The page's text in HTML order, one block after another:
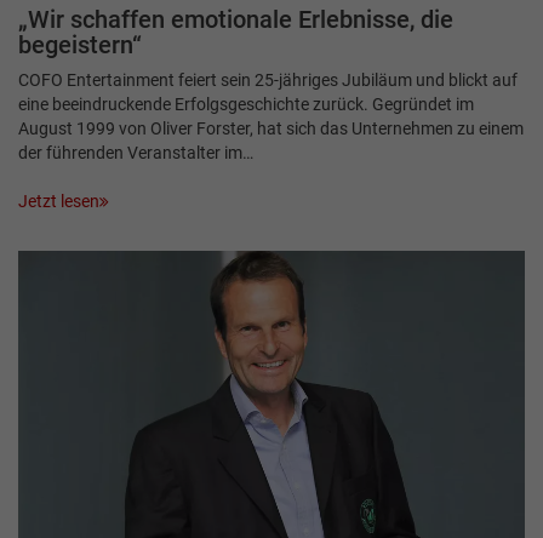
„Wir schaffen emotionale Erlebnisse, die
begeistern“
COFO Entertainment feiert sein 25-jähriges Jubiläum und blickt auf
eine beeindruckende Erfolgsgeschichte zurück. Gegründet im
August 1999 von Oliver Forster, hat sich das Unternehmen zu einem
der führenden Veranstalter im…
Jetzt lesen